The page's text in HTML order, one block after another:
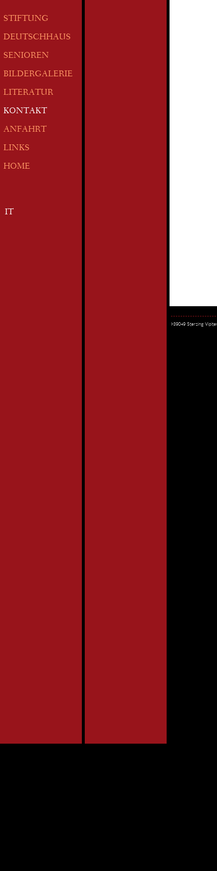
STIFTUNG
DEUTSCHHAUS
SENIOREN
BILDERGALERIE
LITERATUR
KONTAKT
ANFAHRT
LINKS
HOME
IT
I-39049 Sterzing